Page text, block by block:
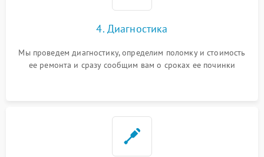
4. Диагностика
Мы проведем диагностику, определим поломку и стоимость
ее ремонта и сразу сообщим вам о сроках ее починки